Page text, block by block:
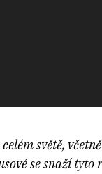
celém světě,
se snaží